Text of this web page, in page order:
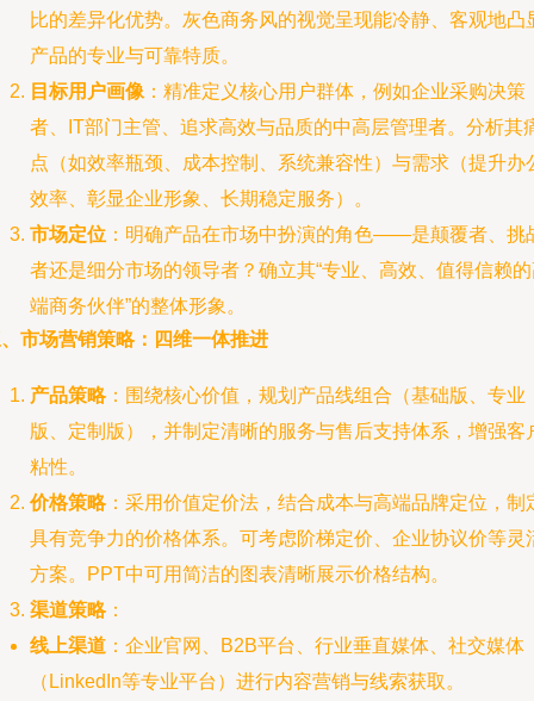
比的差异化优势。灰色商务风的视觉呈现能冷静、客观地凸
产品的专业与可靠特质。
目标用户画像 ：精准定义核心用户群体，例如企业采购决策
者、IT部门主管、追求高效与品质的中高层管理者。分析其
点（如效率瓶颈、成本控制、系统兼容性）与需求（提升办
效率、彰显企业形象、长期稳定服务）。
市场定位 ：明确产品在市场中扮演的角色——是颠覆者、挑
者还是细分市场的领导者？确立其“专业、高效、值得信赖
端商务伙伴”的整体形象。
市场营销策略：四维一体推进
产品策略：围绕核心价值，规划产品线组合（基础版、专业
版、定制版），并制定清晰的服务与售后支持体系，增强客
粘性。
价格策略：采用价值定价法，结合成本与高端品牌定位，制
具有竞争力的价格体系。可考虑阶梯定价、企业协议价等灵
方案。PPT中可用简洁的图表清晰展示价格结构。
渠道策略：
线上渠道 ：企业官网、B2B平台、行业垂直媒体、社交媒体
（LinkedIn等专业平台）进行内容营销与线索获取。